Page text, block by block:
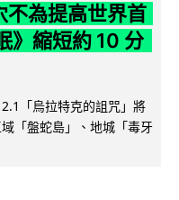
不為提高世界首
》縮短約 10 分
「烏拉特克的詛咒」將
「盤蛇島」、地城「毒牙